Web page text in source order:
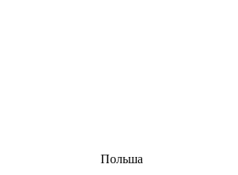
Польша